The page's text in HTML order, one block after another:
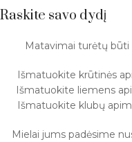
Raskite savo dydį
Matavimai turėtų
Išmatuokite krūtinės
Išmatuokite liemens
Išmatuokite klubų
Mielai jums padėsime